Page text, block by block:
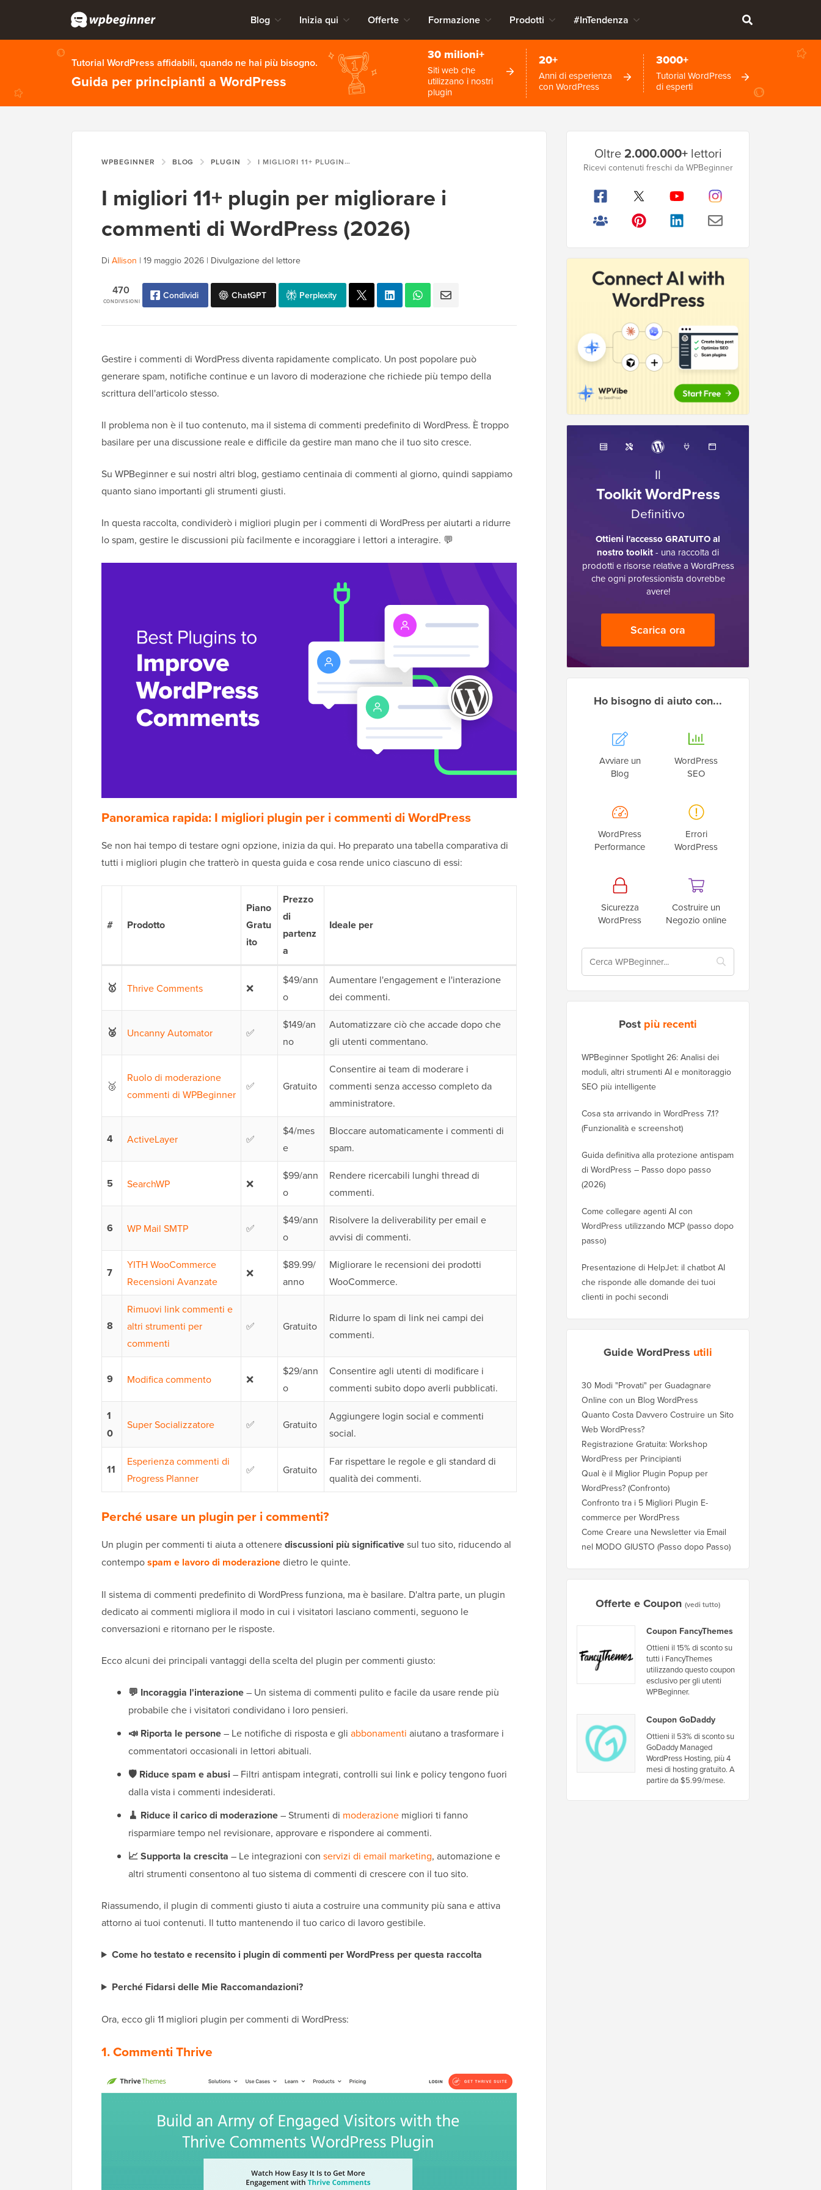
Blog Inizia qui Offerte Formazione Prodotti #InTendenza
Tutorial WordPress affidabili, quando ne hai più bisogno.
Guida per principianti a WordPress
30 milioni+
Siti web che
utilizzano i nostri
plugin
20+
Anni di esperienza
con WordPress
3000+
Tutorial WordPress
di esperti
WPBEGINNER BLOG PLUGIN I MIGLIORI 11+ PLUGIN PER MIGLIORARE I COMMENTI DI WORDPRESS (2026)
I migliori 11+ plugin per migliorare i
commenti di WordPress (2026)
Di Allison | 19 maggio 2026 | Divulgazione del lettore
CONDIVISIONI
470 Condividi ChatGPT Perplexity
Gestire i commenti di WordPress diventa rapidamente complicato. Un post popolare può
generare spam, notifiche continue e un lavoro di moderazione che richiede più tempo della
scrittura dell'articolo stesso.
Il problema non è il tuo contenuto, ma il sistema di commenti predefinito di WordPress. È troppo
basilare per una discussione reale e difficile da gestire man mano che il tuo sito cresce.
Su WPBeginner e sui nostri altri blog, gestiamo centinaia di commenti al giorno, quindi sappiamo
quanto siano importanti gli strumenti giusti.
In questa raccolta, condividerò i migliori plugin per i commenti di WordPress per aiutarti a ridurre
lo spam, gestire le discussioni più facilmente e incoraggiare i lettori a interagire. 💬
Panoramica rapida: I migliori plugin per i commenti di WordPress
Se non hai tempo di testare ogni opzione, inizia da qui. Ho preparato una tabella comparativa di
tutti i migliori plugin che tratterò in questa guida e cosa rende unico ciascuno di essi:
# Prodotto
Piano
Gratu
ito
Prezzo
di
partenz
a
Ideale per
🥇 Thrive Comments ❌
$49/ann
o
Aumentare l'engagement e l'interazione
dei commenti.
🥈 Uncanny Automator ✅
$149/an
no
Automatizzare ciò che accade dopo che
gli utenti commentano.
🥉
Ruolo di moderazione
commenti di WPBeginner
✅ Gratuito
Consentire ai team di moderare i
commenti senza accesso completo da
amministratore.
4 ActiveLayer ✅
$4/mes
e
Bloccare automaticamente i commenti di
spam.
5 SearchWP ❌
$99/ann
o
Rendere ricercabili lunghi thread di
commenti.
6 WP Mail SMTP ✅
$49/ann
o
Risolvere la deliverability per email e
avvisi di commenti.
7
YITH WooCommerce
Recensioni Avanzate
❌
$89.99/
anno
Migliorare le recensioni dei prodotti
WooCommerce.
8
Rimuovi link commenti e
altri strumenti per
commenti
✅ Gratuito
Ridurre lo spam di link nei campi dei
commenti.
9 Modifica commento ❌
$29/ann
o
Consentire agli utenti di modificare i
commenti subito dopo averli pubblicati.
1
0
Super Socializzatore ✅ Gratuito
Aggiungere login social e commenti
social.
11
Esperienza commenti di
Progress Planner
✅ Gratuito
Far rispettare le regole e gli standard di
qualità dei commenti.
Perché usare un plugin per i commenti?
Un plugin per commenti ti aiuta a ottenerediscussioni più significativesul tuo sito, riducendo al
contempospam e lavoro di moderazionedietro le quinte.
Il sistema di commenti predefinito di WordPress funziona, ma è basilare. D'altra parte, un plugin
dedicato ai commenti migliora il modo in cui i visitatori lasciano commenti, seguono le
conversazioni e ritornano per le risposte.
Ecco alcuni dei principali vantaggi della scelta del plugin per commenti giusto:
💬 Incoraggia l'interazione– Un sistema di commenti pulito e facile da usare rende più
probabile che i visitatori condividano i loro pensieri.
📣 Riporta le persone– Le notifiche di risposta e gli abbonamenti aiutano a trasformare i
commentatori occasionali in lettori abituali.
🛡️ Riduce spam e abusi – Filtri antispam integrati, controlli sui link e policy tengono fuori
dalla vista i commenti indesiderati.
🧹 Riduce il carico di moderazione– Strumenti di moderazione migliori ti fanno
risparmiare tempo nel revisionare, approvare e rispondere ai commenti.
📈 Supporta la crescita – Le integrazioni con servizi di email marketing, automazione e
altri strumenti consentono al tuo sistema di commenti di crescere con il tuo sito.
Riassumendo, il plugin di commenti giusto ti aiuta a costruire una community più sana e attiva
attorno ai tuoi contenuti. Il tutto mantenendo il tuo carico di lavoro gestibile.
Come ho testato e recensito i plugin di commenti per WordPress per questa raccolta
Perché Fidarsi delle Mie Raccomandazioni?
Ora, ecco gli 11 migliori plugin per commenti di WordPress:
1.Commenti Thrive
laterale
principale
Oltre2.000.000+lettori
Ricevi contenuti freschi da WPBeginner
Il
Toolkit WordPress
Definitivo
Ottieni l'accesso GRATUITO al
nostro toolkit- una raccolta di
prodotti e risorse relative a WordPress
che ogni professionista dovrebbe
avere!
Scarica ora
Ho bisogno di aiuto con...
Avviare un
Blog
WordPress
SEO
WordPress
Performance
Errori
WordPress
Sicurezza
WordPress
Costruire un
Negozio online
Post più recenti
WPBeginner Spotlight 26: Analisi dei
moduli, altri strumenti AI e monitoraggio
SEO più intelligente
Cosa sta arrivando in WordPress 7.1?
(Funzionalità e screenshot)
Guida definitiva alla protezione antispam
di WordPress – Passo dopo passo
(2026)
Come collegare agenti AI con
WordPress utilizzando MCP (passo dopo
passo)
Presentazione di HelpJet: il chatbot AI
che risponde alle domande dei tuoi
clienti in pochi secondi
Guide WordPress utili
30 Modi "Provati" per Guadagnare
Online con un Blog WordPress
Quanto Costa Davvero Costruire un Sito
Web WordPress?
Registrazione Gratuita: Workshop
WordPress per Principianti
Qual è il Miglior Plugin Popup per
WordPress? (Confronto)
Confronto tra i 5 Migliori Plugin E-
commerce per WordPress
Come Creare una Newsletter via Email
nel MODO GIUSTO (Passo dopo Passo)
Offerte e Coupon (vedi tutto)
Coupon FancyThemes
Ottieni il 15% di sconto su
tutti i FancyThemes
utilizzando questo coupon
esclusivo per gli utenti
WPBeginner.
Coupon GoDaddy
Ottieni il 53% di sconto su
GoDaddy Managed
WordPress Hosting, più 4
mesi di hosting gratuito. A
partire da $5.99/mese.